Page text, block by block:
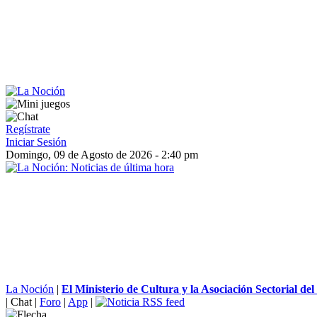
Regístrate
Iniciar Sesión
Domingo, 09 de Agosto de 2026 - 2:40 pm
La Noción | El Ministerio de Cultura y la Asociación Sectorial del
| Chat | Foro | App |